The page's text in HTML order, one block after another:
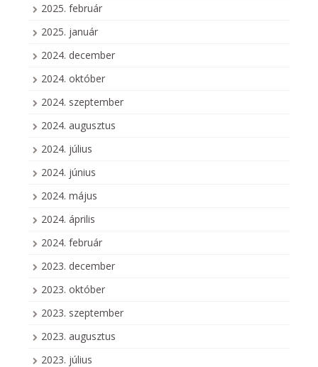
2025. február
2025. január
2024. december
2024. október
2024. szeptember
2024. augusztus
2024. július
2024. június
2024. május
2024. április
2024. február
2023. december
2023. október
2023. szeptember
2023. augusztus
2023. július